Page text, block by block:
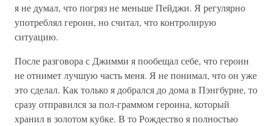
я не думал, что погряз не меньше Пейджи. Я регулярно
употреблял героин, но считал, что контролирую
ситуацию.
После разговора с Джимми я пообещал себе, что героин
не отнимет лучшую часть меня. Я не понимал, что он уже
это сделал. Как только я добрался до дома в Пэнгбурне, то
сразу отправился за пол-граммом героина, который
хранил в золотом кубке. В то Рождество я полностью